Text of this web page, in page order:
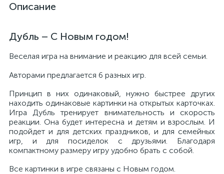
Описание
Дубль – С Новым годом!
Веселая игра на внимание и реакцию для всей семьи.
Авторами предлагается 6 разных игр.
Принцип в них одинаковый, нужно быстрее других
находить одинаковые картинки на открытых карточках.
Игра Дубль тренирует внимательность и скорость
реакции. Она будет интересна и детям и взрослым. И
подойдет и для детских праздников, и для семейных
игр, и для посиделок с друзьями. Благодаря
компактному размеру игру удобно брать с собой.
Все картинки в игре связаны с Новым годом.